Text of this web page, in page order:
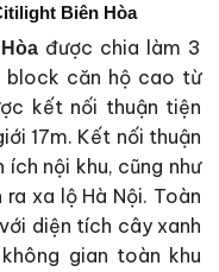
Biên Hòa
được chia làm 3
block căn hộ cao từ
kết nối thuận tiện
17m. Kết nối thuận
nội khu, cũng như
xa lộ Hà Nội. Toàn
diện tích cây xanh
gian toàn khu